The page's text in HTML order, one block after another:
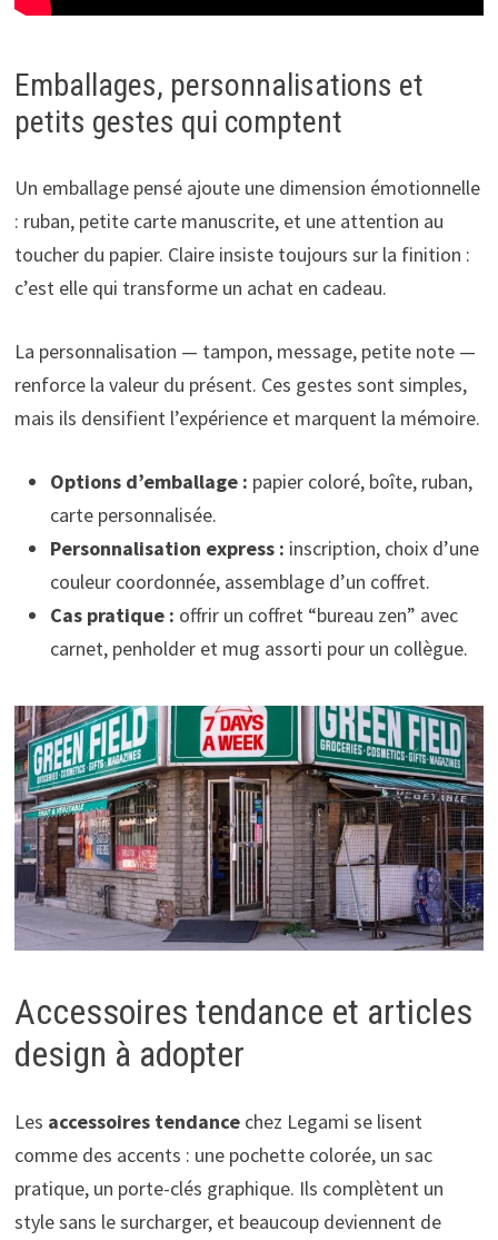
Emballages, personnalisations et
petits gestes qui comptent
Un emballage pensé ajoute une dimension émotionnelle
: ruban, petite carte manuscrite, et une attention au
toucher du papier. Claire insiste toujours sur la finition :
c’est elle qui transforme un achat en cadeau.
La personnalisation — tampon, message, petite note —
renforce la valeur du présent. Ces gestes sont simples,
mais ils densifient l’expérience et marquent la mémoire.
Options d’emballage : papier coloré, boîte, ruban,
carte personnalisée.
Personnalisation express : inscription, choix d’une
couleur coordonnée, assemblage d’un coffret.
Cas pratique : offrir un coffret “bureau zen” avec
carnet, penholder et mug assorti pour un collègue.
Accessoires tendance et articles
design à adopter
Les accessoires tendancechez Legami se lisent
comme des accents : une pochette colorée, un sac
pratique, un porte-clés graphique. Ils complètent un
style sans le surcharger, et beaucoup deviennent de